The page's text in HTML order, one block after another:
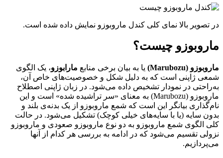
در تصویر بالا نمای کلی کندل ماروبوزو نمایش داده شده است.
ماروبوزو چیست؟
ماروبوزو (Marubozu) یا به بیان برخی منابع مارابوزو، یک الگوی
شمعی ژاپنی است که به دلیل شکل و خصوصیت‌های خاص آن،
به‌راحتی در نمودار تشخیص داده می‌شود. در زبان ژاپنی اصطلاح
ماروبوزو (Marubozu) به معنای «سر تراشیده شده» است و این
نام‌گذاری بیانگر این است که شمع ماروبوزو از یک بدنه‌ی بلند و
بدون سایه (یا با سایه‌های خیلی کوچک) تشکیل می‌شود. در حالت
کلی الگوی شمع ماروبوزو به دو نوع ماروبوزو صعودی و ماروبوزو
نزولی تقسیم می‌شود که در ادامه به بررسی هر کدام از آنها
می‌پردازیم.